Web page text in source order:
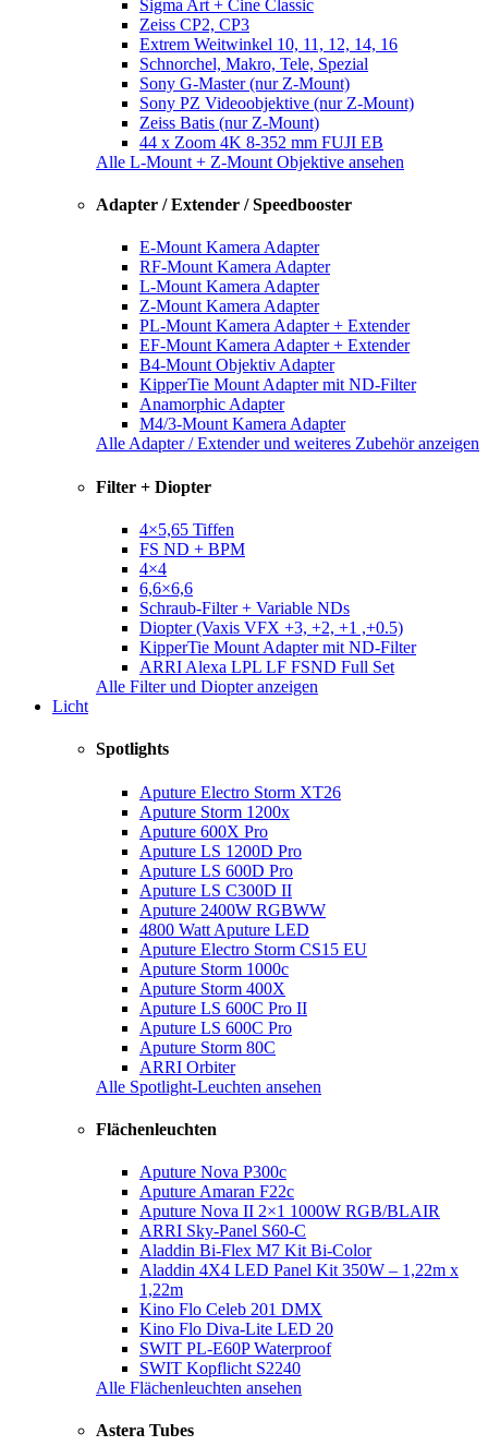
Sigma Art + Cine Classic
Zeiss CP2, CP3
Extrem Weitwinkel 10, 11, 12, 14, 16
Schnorchel, Makro, Tele, Spezial
Sony G-Master (nur Z-Mount)
Sony PZ Videoobjektive (nur Z-Mount)
Zeiss Batis (nur Z-Mount)
44 x Zoom 4K 8-352 mm FUJI EB
Alle L-Mount + Z-Mount Objektive ansehen
Adapter / Extender / Speedbooster
E-Mount Kamera Adapter
RF-Mount Kamera Adapter
L-Mount Kamera Adapter
Z-Mount Kamera Adapter
PL-Mount Kamera Adapter + Extender
EF-Mount Kamera Adapter + Extender
B4-Mount Objektiv Adapter
KipperTie Mount Adapter mit ND-Filter
Anamorphic Adapter
M4/3-Mount Kamera Adapter
Alle Adapter / Extender und weiteres Zubehör anzeigen
Filter + Diopter
4×5,65 Tiffen
FS ND + BPM
4×4
6,6×6,6
Schraub-Filter + Variable NDs
Diopter (Vaxis VFX +3, +2, +1 ,+0.5)
KipperTie Mount Adapter mit ND-Filter
ARRI Alexa LPL LF FSND Full Set
Alle Filter und Diopter anzeigen
Licht
Spotlights
Aputure Electro Storm XT26
Aputure Storm 1200x
Aputure 600X Pro
Aputure LS 1200D Pro
Aputure LS 600D Pro
Aputure LS C300D II
Aputure 2400W RGBWW
4800 Watt Aputure LED
Aputure Electro Storm CS15 EU
Aputure Storm 1000c
Aputure Storm 400X
Aputure LS 600C Pro II
Aputure LS 600C Pro
Aputure Storm 80C
ARRI Orbiter
Alle Spotlight-Leuchten ansehen
Flächenleuchten
Aputure Nova P300c
Aputure Amaran F22c
Aputure Nova II 2×1 1000W RGB/BLAIR
ARRI Sky-Panel S60-C
Aladdin Bi-Flex M7 Kit Bi-Color
Aladdin 4X4 LED Panel Kit 350W – 1,22m x
1,22m
Kino Flo Celeb 201 DMX
Kino Flo Diva-Lite LED 20
SWIT PL-E60P Waterproof
SWIT Kopflicht S2240
Alle Flächenleuchten ansehen
Astera Tubes